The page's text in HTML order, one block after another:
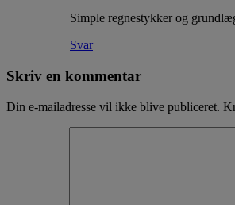
Simple regnestykker og
Svar
Skriv en kommentar
Din e-mailadresse vil ikke blive publiceret.